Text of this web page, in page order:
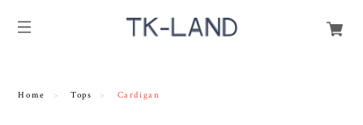
Home Tops Cardigan